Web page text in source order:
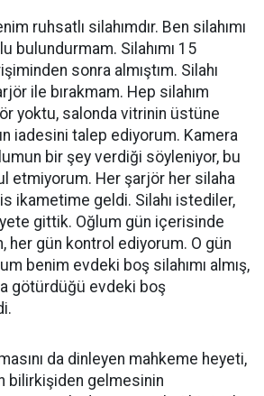
ruhsatlı silahımdır. Ben silahımı
bulundurmam. Silahımı 15
sonra almıştım. Silahı
ile bırakmam. Hep silahım
yoktu, salonda vitrinin üstüne
iadesini talep ediyorum. Kamera
bir şey verdiği söyleniyor, bu
etmiyorum. Her şarjör her silaha
ikametime geldi. Silahı istediler,
gittik. Oğlum gün içerisinde
her gün kontrol ediyorum. O gün
benim evdeki boş silahımı almış,
götürdüğü evdeki boş
da dinleyen mahkeme heyeti,
bilirkişiden gelmesinin